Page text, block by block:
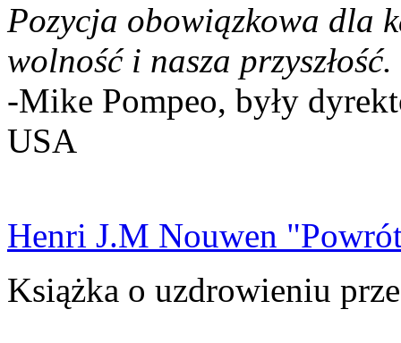
Pozycja obowiązkowa dla
wolność i nasza przyszłość.
-Mike Pompeo, były
USA
Henri J.M Nouwen
Książka o uzdrowieniu